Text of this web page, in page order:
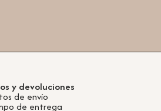
y devoluciones
de envío
de entrega